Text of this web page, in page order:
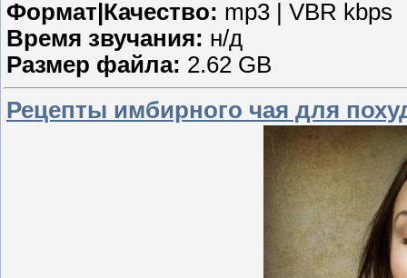
Формат|Качество: mp3 | VBR kbps
Время звучания: н/д
Размер файла: 2.62 GB
Рецепты имбирного чая для